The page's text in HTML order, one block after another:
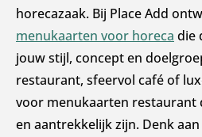
horecazaak. Bij Place Add
menukaarten voor horeca die
jouw stijl, concept en
restaurant, sfeervol café of
voor menukaarten restaurant
en aantrekkelijk zijn. Denk